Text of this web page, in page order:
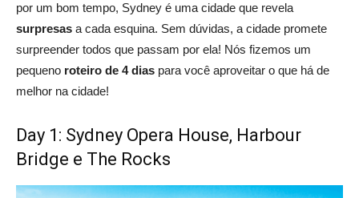
por um bom tempo, Sydney é uma cidade que revela
surpresas a cada esquina. Sem dúvidas, a cidade promete
surpreender todos que passam por ela! Nós fizemos um
pequeno roteiro de 4 dias para você aproveitar o que há de
melhor na cidade!
Day 1: Sydney Opera House, Harbour
Bridge e The Rocks